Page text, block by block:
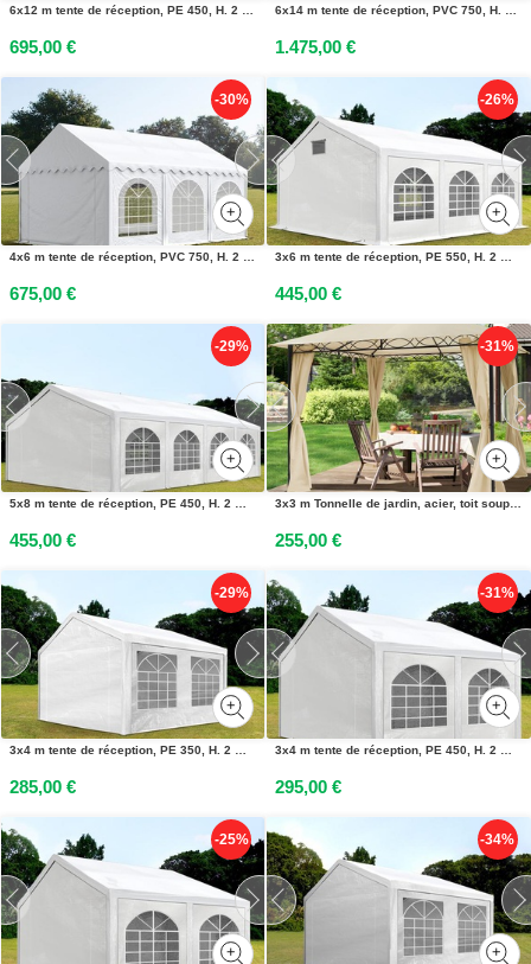
6x12 m tente de réception, PE 450, H. 2 m, blanc - (91118)
695,00 €
6x14 m tente de réception, PVC 750, H. 2 m, blanc - (2633)
1.475,00 €
-30%
4x6 m tente de réception, PVC 750, H. 2 m, blanc - (7210)
675,00 €
-26%
3x6 m tente de réception, PE 550, H. 2 m, blanc - (92101)
445,00 €
-29%
5x8 m tente de réception, PE 450, H. 2 m, blanc - (91115)
455,00 €
-31%
3x3 m Tonnelle de jardin, acier, toit souple, champagne - (300109)
255,00 €
-29%
3x4 m tente de réception, PE 350, H. 2 m, blanc - (90100)
285,00 €
-31%
3x4 m tente de réception, PE 450, H. 2 m, blanc - (91102)
295,00 €
-25% -34%